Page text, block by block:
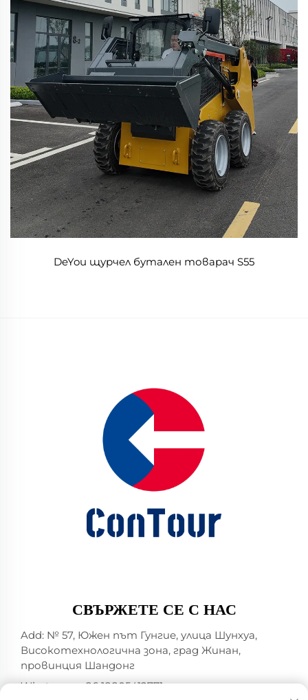
DeYou щурчел бутален товарач S55
СВЪРЖЕТЕ СЕ С НАС
Add: № 57, Южен път Гунгие, улица Шунхуа,
Високотехнологична зона, град Жинан,
провинция Шандонг
Whatsapp:+86 18805412771